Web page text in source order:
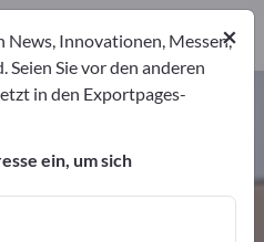
– Hersteller und
Hersteller23
Dienstleister1×
Innovationen, Messen,
Sie vor den anderen
in den Exportpages-
ein, um sich